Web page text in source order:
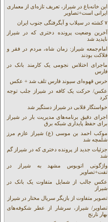
این خانه‌باغ در شیراز، تعریف تازه‌ای از معماری
ایرانی است+تصاویر
۷ کشته در سیلاب و آبگرفتگی جنوب ایران
آخرین وضعیت پرونده دختری که در شیراز
ناپدید شد
امام‌جمعه شیراز: زمان شاه، مردم در فقر و
فلاکت بودند
ماجرای اختلاس نجومی یک کارمند بانک در
فارس
خرس قهوه‌ای سیوند فارس تلف شد + عکس
عکس/ حرکت یک کافه در شیراز جلب توجه
کرد
خواستگار قلابی در شیراز دستگیر شد
اجرای دقیق برنامه‌های مدیریت بار در شیراز
برای حفظ پایداری شبکه برق
موکب احمد بن موسی (ع) شیراز عازم مرز
شلمچه شد
جزئیات جدید از پرونده دختری که در شیراز گم
شد
واژگونی اتوبوس مشهد به شیراز در
تفت+تصاویر
عکس جالب از شمایل متفاوت یک بانک در
شیراز
تصویر متفاوت از بازیگر سریال مختار در شیراز
تصاویر/ شیراز، سرشار از عطر شکوفه‌های
بهار نارنج